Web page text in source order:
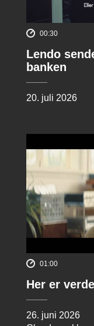
00:30
Lendo
banken
20. juli 2026
01:00
Her er
26. juni 2026